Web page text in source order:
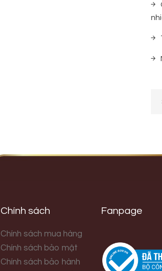
Chính sách
Chính sách mua hàng
Chính sách bảo mật
Chính sách bảo hành
Fanpage